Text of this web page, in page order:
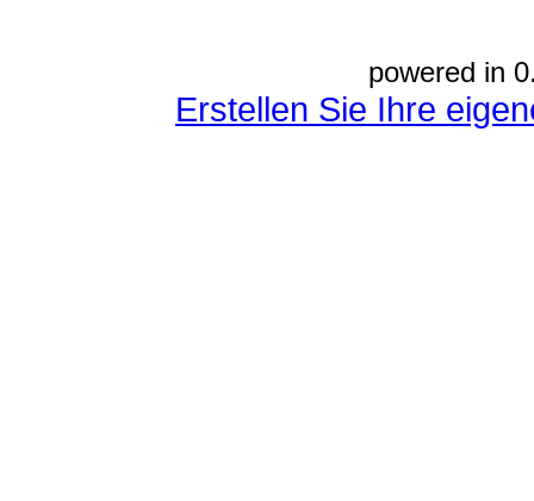
powered in
Erstellen Sie Ihre